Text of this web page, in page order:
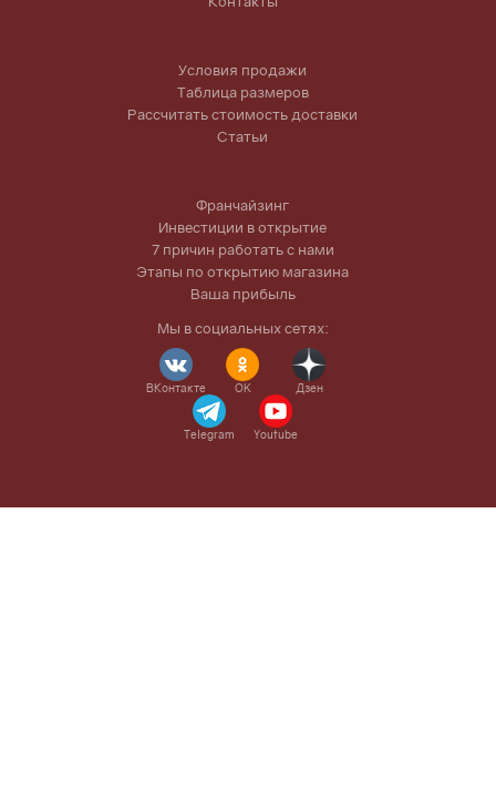
Условия продажи
Таблица размеров
Рассчитать стоимость доставки
Статьи
Франчайзинг
Инвестиции в открытие
7 причин работать с нами
Этапы по открытию магазина
Ваша прибыль
Мы в социальных сетях:
ВКонтакте OK Дзен
Telegram Youtube